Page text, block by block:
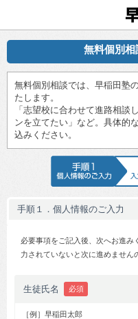
無料個別
無料個別相談では、早稲田塾
たします。
「志望校に合わせて進路相談
ンを立てたい」など。具体的
込みください。
手
手順１．個人情報のご入力
必要事項をご記入後、次へお進み
力されていないと次に進めません
生徒氏名 必須
［例］早稲田太郎